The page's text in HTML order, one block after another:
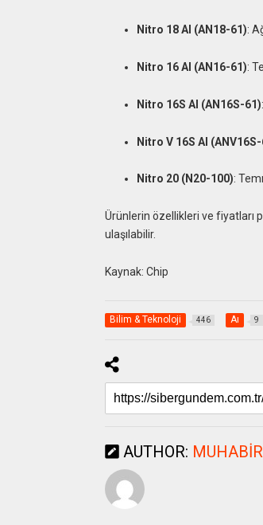
Nitro 18 AI (AN18-61):
Nitro 16 AI (AN16-61):
Nitro 16S AI (AN16S-61)
Nitro V 16S AI
Nitro 20 (N20-100):
Ürünlerin özellikleri ve fiyatları
ulaşılabilir.
Kaynak: Chip
Bilim & Teknoloji 446 Aı 9
AUTHOR: MUHABIR